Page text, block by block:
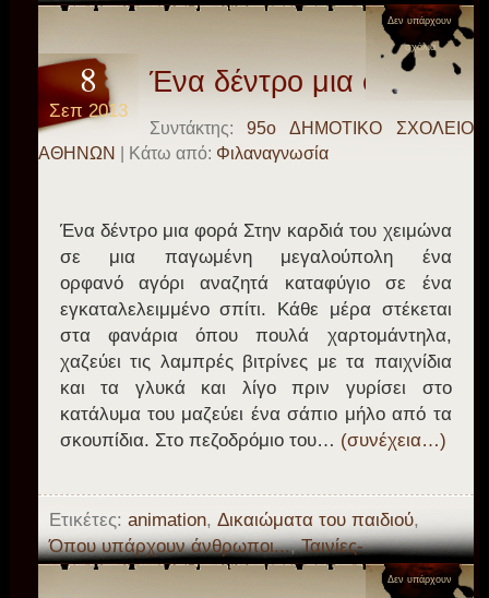
Δεν υπάρχουν
σχόλια
8
Σεπ 2013
Ένα δέντρο μια φορά
Συντάκτης: 95o ΔΗΜΟΤΙΚΟ ΣΧΟΛΕΙΟ
ΑΘΗΝΩΝ
| Κάτω από: Φιλαναγνωσία
Ένα δέντρο μια φορά Στην καρδιά του χειμώνα
σε μια παγωμένη μεγαλούπολη ένα
ορφανό αγόρι αναζητά καταφύγιο σε ένα
εγκαταλελειμμένο σπίτι. Κάθε μέρα στέκεται
στα φανάρια όπου πουλά χαρτομάντηλα,
χαζεύει τις λαμπρές βιτρίνες με τα παιχνίδια
και τα γλυκά και λίγο πριν γυρίσει στο
κατάλυμα του μαζεύει ένα σάπιο μήλο από τα
σκουπίδια. Στο πεζοδρόμιο του… (συνέχεια…)
Ετικέτες: animation, Δικαιώματα του παιδιού,
Όπου υπάρχουν άνθρωποι...,Ταινίες-
vτοκυμαντερ
Δεν υπάρχουν